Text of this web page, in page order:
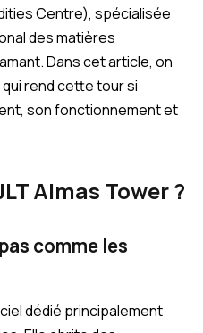
Centre), spécialisée
des matières
Dans cet article, on
rend cette tour si
son fonctionnement et
Almas Tower ?
comme les
dédié principalement